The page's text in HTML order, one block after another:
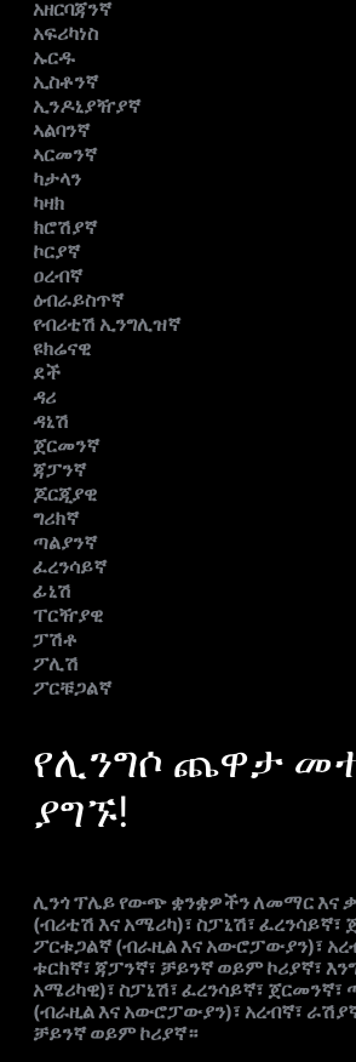
አዘርባጃንኛ
አፍሪካነስ
ኡርዱ
ኢስቶንኛ
ኢንዶኒያዥያኛ
ኣልባንኛ
ኣርመንኛ
ካታላን
ካዛክ
ክሮሽያኛ
ኮርያኛ
ዐረብኛ
ዕብራይስጥኛ
የብሪቲሽ ኢንግሊዝኛ
ዩክሬናዊ
ደች
ዳሪ
ዳኒሽ
ጀርመንኛ
ጃፓንኛ
ጆርጂያዊ
ግሪክኛ
ጣልያንኛ
ፈረንሳይኛ
ፊኒሽ
ፐርዥያዊ
ፓሽቶ
ፖሊሽ
ፖርቹጋልኛ
የሊንግሶ ጨዋታ
ያግኙ!
ሊንጎ ፕሌይ የውጭ ቋንቋዎችን ለመማር እና
(ብሪቲሽ እና አሜሪካ)፣ ስፓኒሽ፣ ፈረንሳይኛ፣
ፖርቱጋልኛ (ብራዚል እና አውሮፓውያን)፣
ቱርክኛ፣ ጃፓንኛ፣ ቻይንኛ ወይም ኮሪያኛ፣
አሜሪካዊ)፣ ስፓኒሽ፣ ፈረንሳይኛ፣ ጀርመንኛ፣
(ብራዚል እና አውሮፓውያን)፣ አረብኛ፣
ቻይንኛ ወይም ኮሪያኛ።